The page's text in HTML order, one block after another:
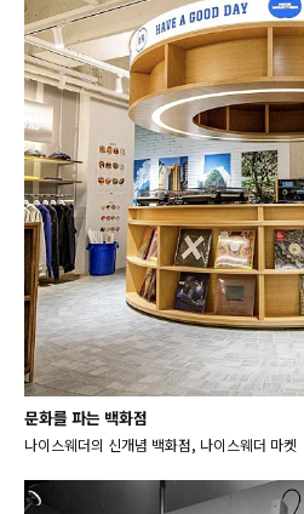
문화를 파는 백화점
나이스웨더의 신개념 백화점, 나이스웨더 마켓